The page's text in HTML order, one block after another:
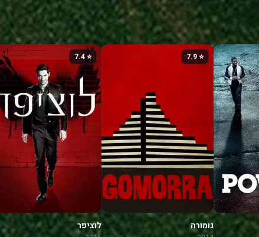
⭐ 7.9
גומורה
⭐ 7.4
לוציפר